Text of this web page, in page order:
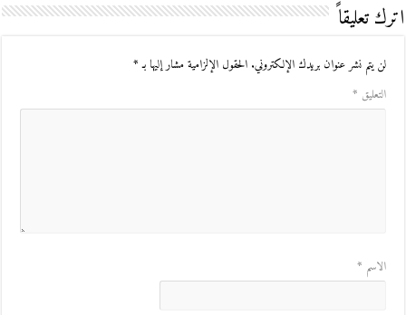
اترك تعليقاً
لن يتم نشر عنوان بريدك الإلكتروني. الحقول الإلزامية مشار إليها بـ*
التعليق *
الاسم *